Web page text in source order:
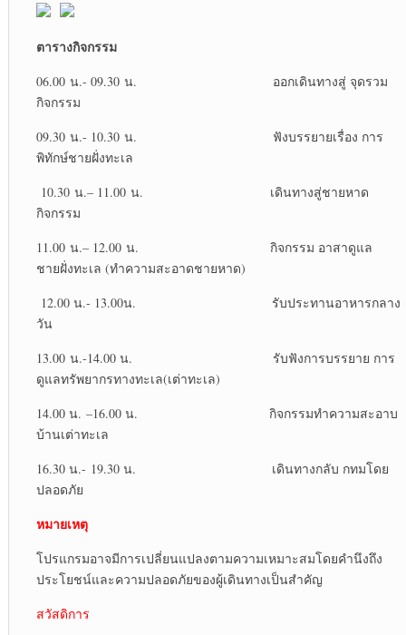
ตารางกิจกรรม
06.00 น.- 09.30 น. ออกเดินทางสู่ จุดรวม
กิจกรรม
09.30 น.- 10.30 น. ฟังบรรยายเรื่อง การ
พิทักษ์ชายฝั่งทะเล
10.30 น.– 11.00 น. เดินทางสู่ชายหาด
กิจกรรม
11.00 น.– 12.00 น. กิจกรรม อาสาดูแล
ชายฝั่งทะเล (ทำความสะอาดชายหาด)
12.00 น.- 13.00น. รับประทานอาหารกลาง
วัน
13.00 น.-14.00 น. รับฟังการบรรยาย การ
ดูแลทรัพยากรทางทะเล(เต่าทะเล)
14.00 น. –16.00 น. กิจกรรมทำความสะอาบ
บ้านเต่าทะเล
16.30 น.- 19.30 น. เดินทางกลับ กทมโดย
ปลอดภัย
หมายเหตุ
โปรแกรมอาจมีการเปลี่ยนแปลงตามความเหมาะสมโดยคำนึงถึง
ประโยชน์และความปลอดภัยของผู้เดินทางเป็นสำคัญ
สวัสดิการ